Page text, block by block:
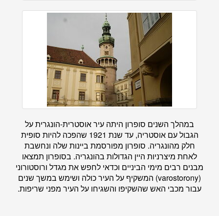
במהלך השנים סופרון היתה עיר אוסטרית-הונגרית על
הגבול עם אוסטריה, עד שנת 1921 שהפכה להיות סופית
חלק מהונגריה. סופרון מפורסמת ביינות שלה ונחשבת
לאחת מיצרניות היין הגדולות בהונגריה. בסופרון תמצאו
מבנים רבים מימי הביניים וכדאי לחפש את מגדל ורוסטורוני
(varostorony) המשקיף על העיר כולה ושימש במשך שנים
עבור מכבי האש שהשקיפו והשגיחו על העיר מפני שריפות.